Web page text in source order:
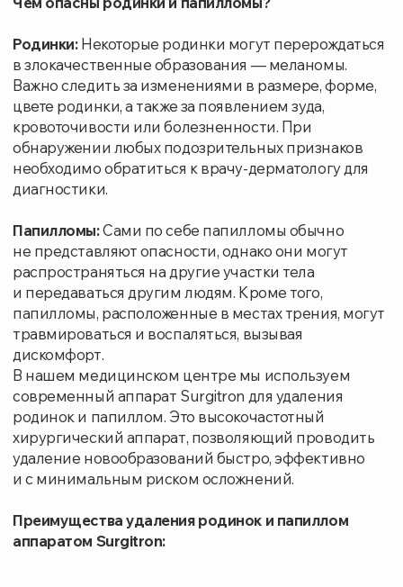
В нашем медицинском центре мы используем
родинок и папиллом. Это высокочастотный
хирургический аппарат, позволяющий проводить
удаление новообразований быстро, эффективно
и с минимальным риском осложнений.
Преимущества удаления родинок и папиллом
аппаратом Surgitron:
Безопасность и эффективность : Радиоволны
на проблемные участки кожи, не повреждая
образования рубцов.
Минимальная травматизация: Процедура
проходит практически бескровно, что
облегчает процесс заживления и
обеспечивает хороший косметический
результат, особенно на чувствительных
зонах (лицо, шея)
Точность и контроль: Высокая точность
позволяет аккуратно удалять даже самые
маленькие и труднодоступные
новообразования.
Скорость и комфорт:
Процедура занимает
минимальное количество времени, а также
проводятся обезболивающие мероприятия
для обеспечения максимального комфорта
пациента.
Гистология: возможность сразу отправить
удаленную ткань на гистологическое
доброкачественности)
Будет ли больно при процедуре?